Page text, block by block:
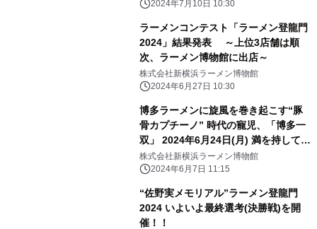
に出店
2024年7月10日 10:30
ラーメンコンテスト「ラーメン登龍門
2024」結果発表 ～上位3店舗は順
次、ラーメン博物館に出店～
株式会社新横浜ラーメン博物館
2024年6月27日 10:30
博多ラーメンに旋風を巻き起こす“豚
骨カプチーノ” 時代の寵児、「博多一
双」 2024年6月24日(月) 満を持して登
場
株式会社新横浜ラーメン博物館
2024年6月7日 11:15
“佐野実メモリアル”ラーメン登龍門
2024 いよいよ最終選考(決勝戦)を開
催！！